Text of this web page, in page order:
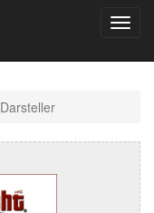
Darsteller